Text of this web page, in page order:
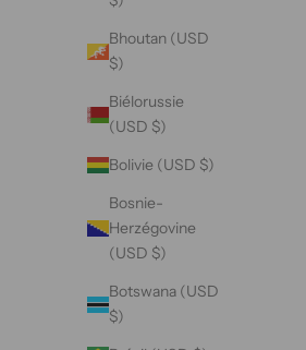
Bhoutan (USD
$)
Biélorussie
(USD $)
Bolivie (USD $)
Bosnie-
Herzégovine
(USD $)
Botswana (USD
$)